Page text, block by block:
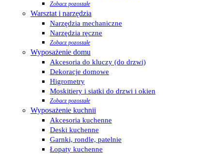
Zobacz pozostałe
Warsztat i narzędzia
Narzędzia mechaniczne
Narzędzia ręczne
Zobacz pozostałe
Wyposażenie domu
Akcesoria do kluczy (do drzwi)
Dekoracje domowe
Higrometry
Moskitiery i siatki do drzwi i okien
Zobacz pozostałe
Wyposażenie kuchnii
Akcesoria kuchenne
Deski kuchenne
Garnki, rondle, patelnie
Łopaty kuchenne